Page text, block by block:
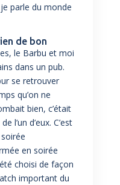
parle du monde
de bon
le Barbu et moi
dans un pub.
se retrouver
qu’on ne
bien, c’était
l’un d’eux. C’est
en soirée
choisi de façon
important du